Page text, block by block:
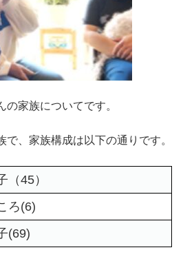
家族についてです。
、家族構成は以下の通りです。
（45）
ろ(6)
(69)